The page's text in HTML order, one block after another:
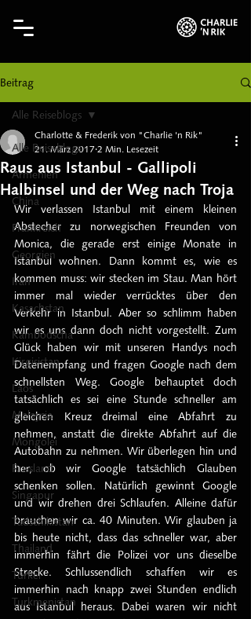
Beitrag
Alle Reiseblogs
Armenien
China
Frankreich
Georgien
Iran
Kasachstan
Kambodscha
Kirgisistan
Laos
Malaysia
Mongolei
Russland
Singapur
Tadschikistan
Thailand
Türkei
Turkmenistan
Alle Reiseblogs
Raus aus Istanbul - Gallipoli
Halbinsel und der Weg nach Troja
Charlotte & Frederik von "Charlie 'n Rik"
21. März 2017 2 Min. Lesezeit
Wir verlassen Istanbul mit einem kleinen
Abstecher zu norwegischen Freunden von
Monica, die gerade erst einige Monate in
Istanbul wohnen. Dann kommt es, wie es
kommen muss: wir stecken im Stau. Man hört
immer mal wieder verrücktes über den
Verkehr in Istanbul. Aber so schlimm haben
wir es uns dann doch nicht vorgestellt. Zum
Glück haben wir mit unseren Handys noch
Datenempfang und fragen Google nach dem
schnellsten Weg. Google behauptet doch
tatsächlich es sei eine Stunde schneller am
gleichen Kreuz dreimal eine Abfahrt zu
nehmen, anstatt die direkte Abfahrt auf die
Autobahn zu nehmen. Wir überlegen hin und
her, ob wir Google tatsächlich Glauben
schenken sollen. Natürlich gewinnt Google
und wir drehen drei Schlaufen. Alleine dafür
brauchen wir ca. 40 Minuten. Wir glauben ja
bis heute nicht, dass das schneller war, aber
immerhin fährt die Polizei vor uns dieselbe
Strecke. Schlussendlich schaffen wir es
immerhin nach knapp zwei Stunden endlich
aus Istanbul heraus. Dabei waren wir nicht